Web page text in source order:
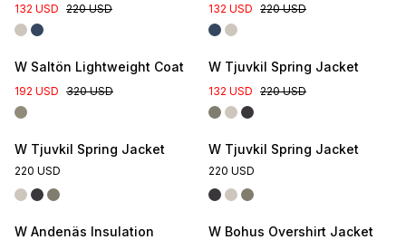
132 USD 220 USD 132 USD 220 USD
W Saltön Lightweight Coat
192 USD 320 USD
New Colour
W Tjuvkil Spring Jacket
132 USD 220 USD
W Tjuvkil Spring Jacket
220 USD
W Tjuvkil Spring Jacket
220 USD
W Andenäs Insulation
W Bohus Overshirt Jacket